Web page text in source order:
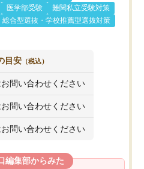
医学部受験
難関私立受験対策
総合型選抜・学校推薦型選抜対策
目安 （税込）
問い合わせください
問い合わせください
問い合わせください
編集部からみた